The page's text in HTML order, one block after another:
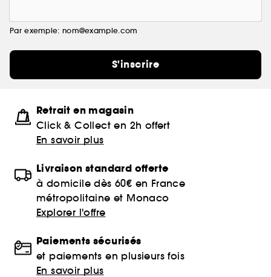
Par exemple: nom@example.com
S'inscrire
Retrait en magasin
Click & Collect en 2h offert
En savoir plus
Livraison standard offerte
à domicile dès 60€ en France
métropolitaine et Monaco
Explorer l'offre
Paiements sécurisés
et paiements en plusieurs fois
En savoir plus